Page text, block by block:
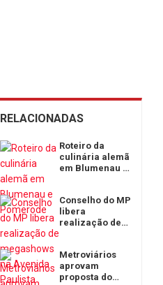
RELACIONADAS
Roteiro da
culinária alemã
em Blumenau e
Conselho do MP
libera
realização de
Paulista
Metroviários
aprovam
proposta do